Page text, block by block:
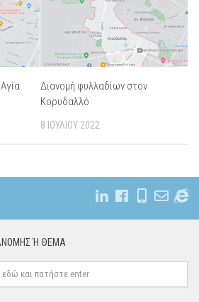
Διανομή φυλλαδίων στον
Κορυδαλλό
8 ΙΟΥΛΊΟΥ 2022
Ή ΘΕΜΑ